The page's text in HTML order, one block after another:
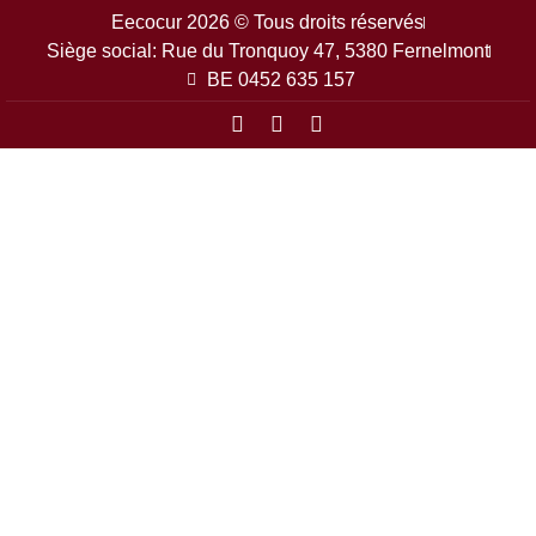
Eecocur 2026 © Tous droits réservés
Siège social: Rue du Tronquoy 47, 5380 Fernelmont
BE 0452 635 157